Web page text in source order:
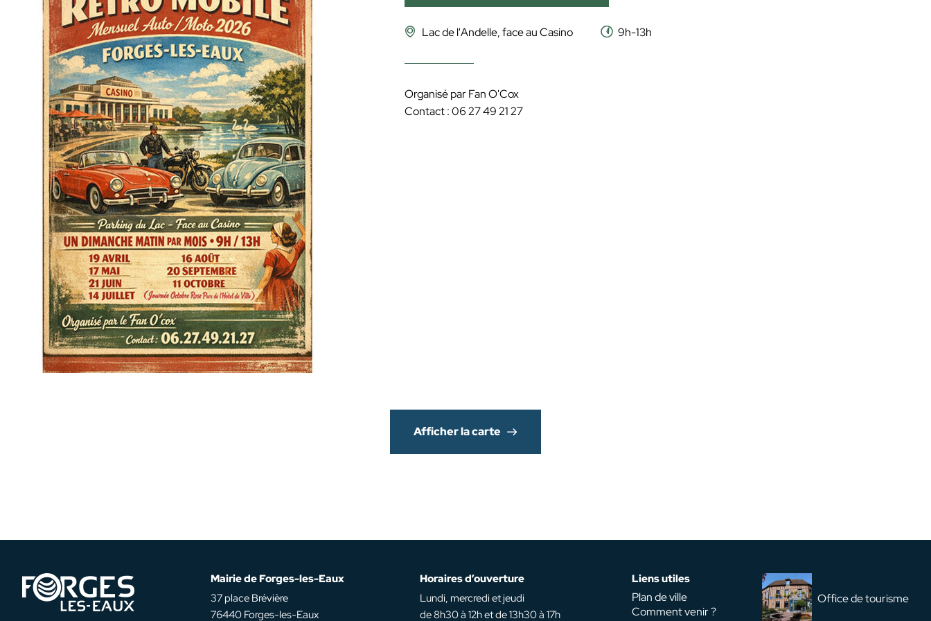
Lac de l'Andelle, face au Casino 9h-13h
Organisé par Fan O'Cox
Contact : 06 27 49 21 27
Afficher la carte
Mairie de Forges-les-Eaux
37 place Brévière
76440 Forges-les-Eaux
Horaires d’ouverture
Lundi, mercredi et jeudi
de 8h30 à 12h et de 13h30 à 17h
Liens utiles
Plan de ville
Comment venir ?
Office de tourisme